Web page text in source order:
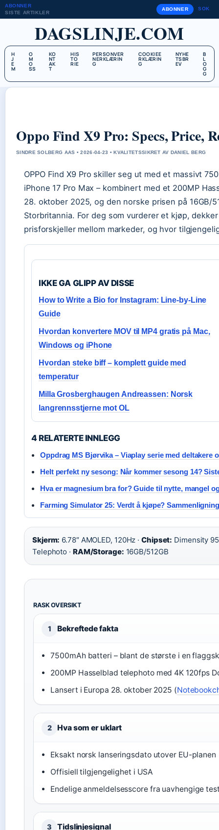
ABONNER
SISTE ARTIKLER
ABONNER SOK
DAGSLINJE.COM
H
J
E
M
O
M
O
SS
KO
NT
AK
T
HIS
TO
RIE
PERSONVER
NERKLÆRIN
G
COOKIEE
RKLÆRIN
G
NYHE
TSBR
EV
B
L
O
G
G
Oppo Find X9 Pro: Specs, Price,
SINDRE SOLBERG AAS • 2026-04-23 • KVALITETSSIKRET AV DANIEL BERG
OPPO Find X9 Pro skiller seg ut med et massivt
iPhone 17 Pro Max – kombinert med et 200MP
28. oktober 2025, og den norske prisen på 16GB/
Storbritannia. For deg som vurderer et kjøp,
prisforskjeller mellom markeder, og hvor
IKKE GA GLIPP AV DISSE
How to Write a Bio for Instagram: Line-by-Line
Guide
Hvordan konvertere MOV til MP4 gratis på Mac,
Windows og iPhone
Hvordan steke biff – komplett guide med
temperatur
Milla Grosberghaugen Andreassen: Norsk
langrennsstjerne mot OL
4 RELATERTE INNLEGG
Oppdrag MS Bjørvika – Viaplay serie med deltakere
Helt perfekt ny sesong: Når kommer sesong 14?
Hva er magnesium bra for? Guide til nytte, mangel
Farming Simulator 25: Verdt å kjøpe?
Skjerm: 6.78″ AMOLED, 120Hz ·Chipset: Dimensity
Telephoto · RAM/Storage: 16GB/512GB
RASK OVERSIKT
1 Bekreftede fakta
7500mAh batteri – blant de største i en
200MP Hasselblad telephoto med 4K 120fps
Lansert i Europa 28. oktober 2025 (
2 Hva som er uklart
Eksakt norsk lanseringsdato utover EU-planen
Offisiell tilgjengelighet i USA
Endelige anmeldelsesscore fra uavhengige
3 Tidslinjesignal